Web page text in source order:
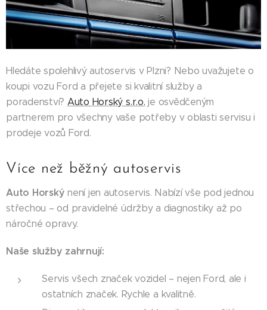
Hledáte spolehlivý autoservis v Plzni? Nebo uvažujete o
koupi vozu Ford a přejete si kvalitní služby a
poradenství? Auto Horský s.r.o. je osvědčeným
partnerem pro všechny vaše potřeby v oblasti servisu i
prodeje vozů Ford.
Více než běžný autoservis
Auto Horský není jen autoservis. Nabízí vše pod jednou
střechou – od pravidelné údržby a diagnostiky až po
náročné opravy.
Naše služby zahrnují:
Servis všech značek vozidel – nejen Ford, ale i
ostatních značek. Rychle a kvalitně.